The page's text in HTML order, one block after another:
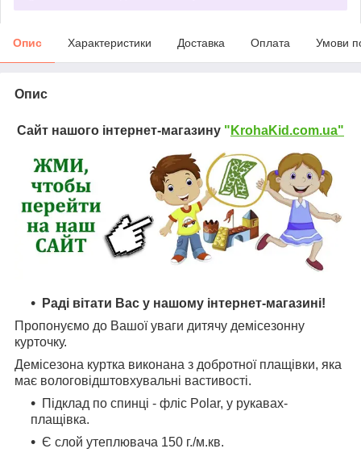
Опис Характеристики Доставка Оплата Умови
Опис
Сайт нашого інтернет-магазину " KrohaKid.com.ua"
Раді вітати Вас у нашому інтернет-магазині!
Пропонуємо до Вашої уваги дитячу демісезонну
курточку.
Демісезона куртка виконана з добротної плащівки, яка
має вологовідштовхувальні вастивості.
Підклад по спинці - фліс Polar, у рукавах-
плащівка.
Є слой утеплювача 150 г./м.кв.